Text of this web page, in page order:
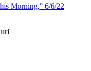
Morning,” 6/6/22